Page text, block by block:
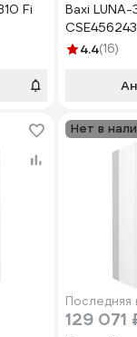
Fi
Baxi
4.4(16)
Нет в
Последняя
129 071